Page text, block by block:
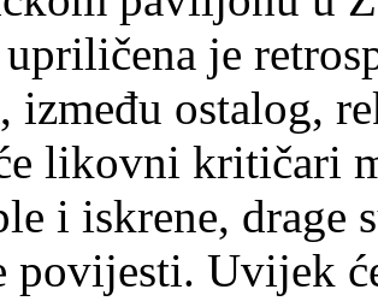
je
između ostalog,
likovni kritičari
i iskrene, drage
povijesti. Uvijek